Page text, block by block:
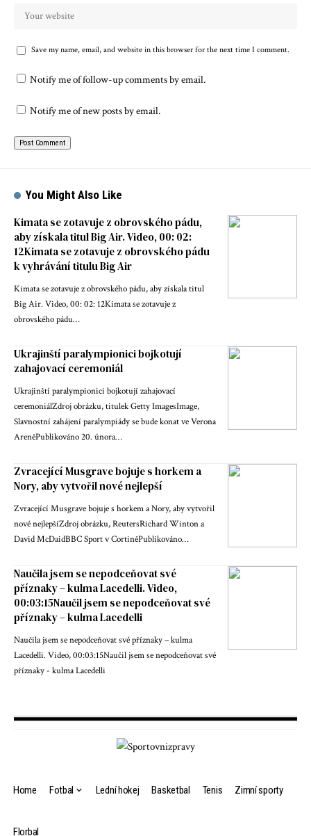
Save my name, email, and website in this browser for the next time I comment.
Notify me of follow-up comments by email.
Notify me of new posts by email.
You Might Also Like
Kimata se zotavuje z obrovského pádu,
aby získala titul Big Air. Video, 00: 02:
12Kimata se zotavuje z obrovského pádu
k vyhrávání titulu Big Air
Kimata se zotavuje z obrovského pádu, aby získala titul
Big Air. Video, 00: 02: 12Kimata se zotavuje z
obrovského pádu…
Ukrajinští paralympionici bojkotují
zahajovací ceremoniál
Ukrajinští paralympionici bojkotují zahajovací
ceremoniálZdroj obrázku, titulek Getty ImagesImage,
Slavnostní zahájení paralympiády se bude konat ve Verona
AreněPublikováno 20. února…
Zvracející Musgrave bojuje s horkem a
Nory, aby vytvořil nové nejlepší
Zvracející Musgrave bojuje s horkem a Nory, aby vytvořil
nové nejlepšíZdroj obrázku, ReutersRichard Winton a
David McDaidBBC Sport v CortiněPublikováno…
Naučila jsem se nepodceňovat své
příznaky – kulma Lacedelli. Video,
00:03:15Naučil jsem se nepodceňovat své
příznaky – kulma Lacedelli
Naučila jsem se nepodceňovat své příznaky – kulma
Lacedelli. Video, 00:03:15Naučil jsem se nepodceňovat své
příznaky - kulma Lacedelli
Home Fotbal Lední hokej Basketbal Tenis Zimní sporty
Florbal